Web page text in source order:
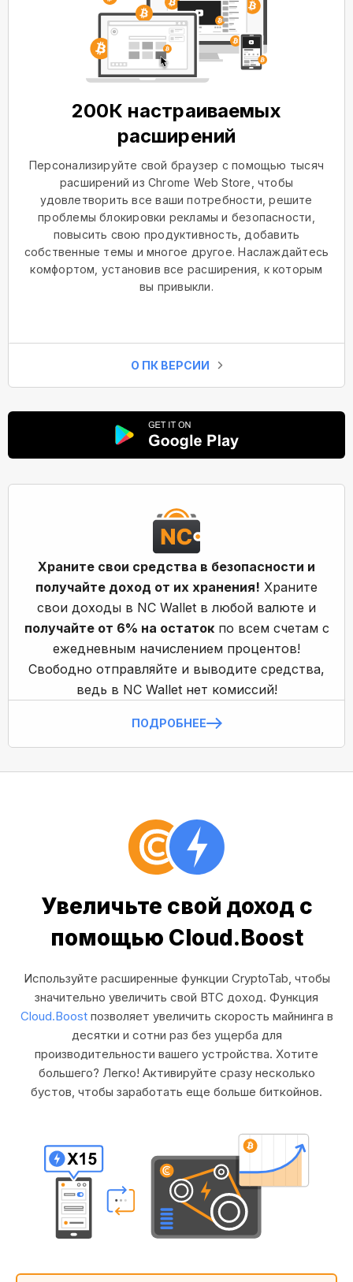
200К настраиваемых
расширений
Персонализируйте свой браузер с помощью тысяч
расширений из Chrome Web Store, чтобы
удовлетворить все ваши потребности, решите
проблемы блокировки рекламы и безопасности,
повысить свою продуктивность, добавить
собственные темы и многое другое. Наслаждайтесь
комфортом, установив все расширения, к которым
вы привыкли.
О ПК ВЕРСИИ
Храните свои средства в безопасности и
получайте доход от их хранения! Храните
свои доходы в NC Wallet в любой валюте и
получайте от 6% на остатокпо всем счетам с
ежедневным начислением процентов!
Свободно отправляйте и выводите средства,
ведь в NC Wallet нет комиссий!
ПОДРОБНЕЕ
Увеличьте свой доход с
помощью Cloud.Boost
Используйте расширенные функции CryptoTab, чтобы
значительно увеличить свой BTC доход. Функция
Cloud.Boost позволяет увеличить скорость майнинга в
десятки и сотни раз без ущерба для
производительности вашего устройства. Хотите
большего? Легко! Активируйте сразу несколько
бустов, чтобы заработать еще больше биткойнов.